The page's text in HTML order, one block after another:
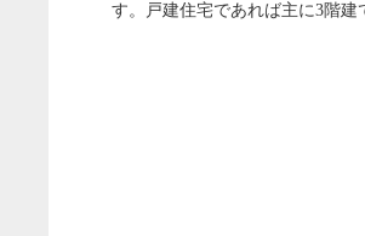
す。戸建住宅であれば主に3階